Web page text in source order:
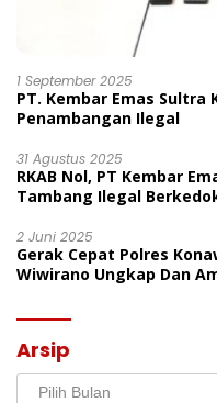
1 September 2025
PT. Kembar Emas
Penambangan Ilegal
31 Agustus 2025
RKAB Nol, PT Kembar
Tambang Ilegal
2 Juni 2025
Gerak Cepat Polres
Wiwirano Ungkap Dan
Arsip
Arsip